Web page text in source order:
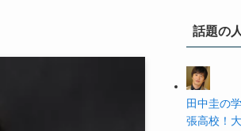
話題の
田中圭の
張高校！